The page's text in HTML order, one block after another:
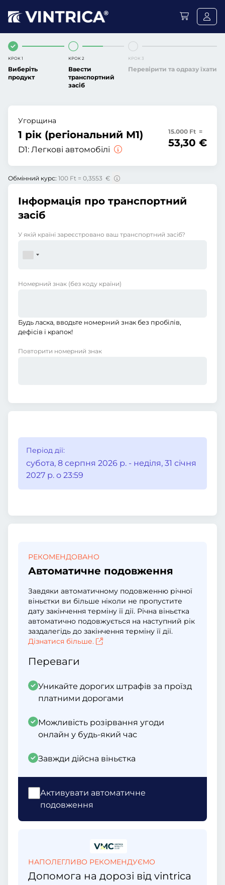
КРОК 1
Виберіть
продукт
КРОК 2
Ввести
транспортний
засіб
КРОК 3
Перевірити та одразу їхати
Угорщина
1 рік (регіональний M1)
D1: Легкові автомобілі
15.000 Ft =
53,30 €
Обмінний курс: 100 Ft = 0,3553 €
Інформація про транспортний
засіб
У якій країні зареєстровано ваш транспортний засіб?
Номерний знак (без коду країни)
Будь ласка, вводьте номерний знак без пробілів,
дефісів і крапок!
Повторити номерний знак
Період дії:
субота, 8 серпня 2026 р. - неділя, 31 січня
2027 р. о 23:59
РЕКОМЕНДОВАНО
Автоматичне подовження
Завдяки автоматичному подовженню річної
віньєтки ви більше ніколи не пропустите
дату закінчення терміну її дії. Річна віньєтка
автоматично подовжується на наступний рік
заздалегідь до закінчення терміну її дії.
Дізнатися більше.
Переваги
Уникайте дорогих штрафів за проїзд
платними дорогами
Можливість розірвання угоди
онлайн у будь-який час
Завжди дійсна віньєтка
Активувати автоматичне
подовження
НАПОЛЕГЛИВО РЕКОМЕНДУЄМО
Допомога на дорозі від vintrica